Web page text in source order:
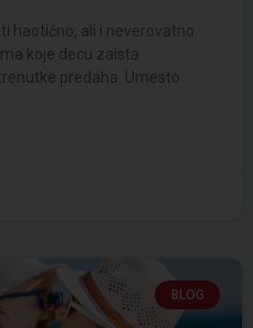
haotično, ali i neverovatno
koje decu zaista
predaha. Umesto
BLOG